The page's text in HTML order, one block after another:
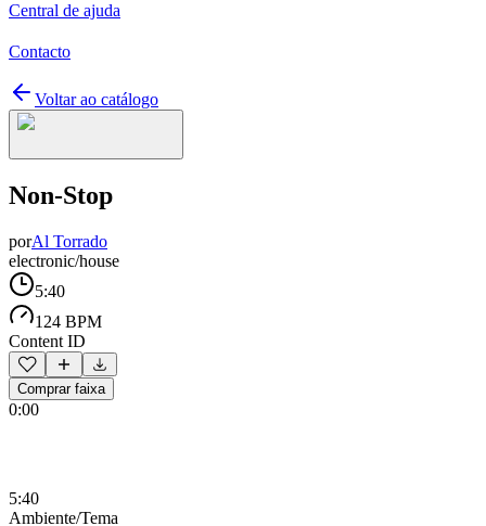
Central de ajuda
Contacto
Voltar ao catálogo
Non-Stop
porAl Torrado
electronic/house
5:40
124 BPM
Content ID
Comprar faixa
0:00
5:40
Ambiente/Tema